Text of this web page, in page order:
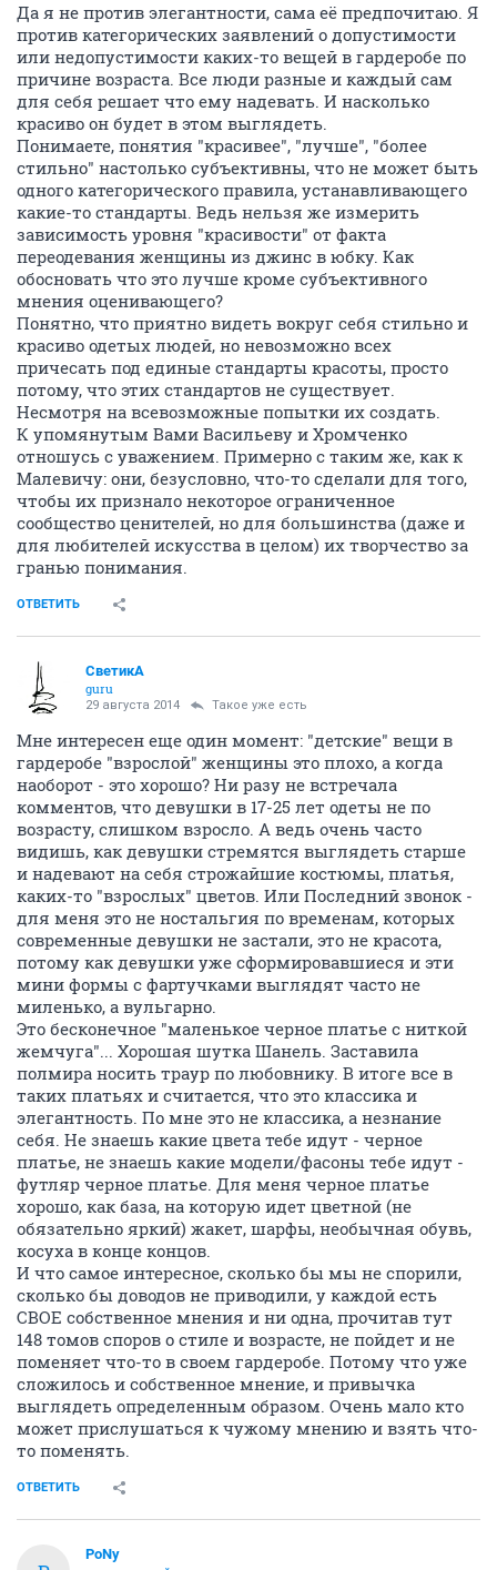
Да я не против элегантности, сама её предпочитаю. Я
против категорических заявлений о допустимости
или недопустимости каких-то вещей в гардеробе по
причине возраста. Все люди разные и каждый сам
для себя решает что ему надевать. И насколько
красиво он будет в этом выглядеть.
Понимаете, понятия "красивее", "лучше", "более
стильно" настолько субъективны, что не может быть
одного категорического правила, устанавливающего
какие-то стандарты. Ведь нельзя же измерить
зависимость уровня "красивости" от факта
переодевания женщины из джинс в юбку. Как
обосновать что это лучше кроме субъективного
мнения оценивающего?
Понятно, что приятно видеть вокруг себя стильно и
красиво одетых людей, но невозможно всех
причесать под единые стандарты красоты, просто
потому, что этих стандартов не существует.
Несмотря на всевозможные попытки их создать.
К упомянутым Вами Васильеву и Хромченко
отношусь с уважением. Примерно с таким же, как к
Малевичу: они, безусловно, что-то сделали для того,
чтобы их признало некоторое ограниченное
сообщество ценителей, но для большинства (даже и
для любителей искусства в целом) их творчество за
гранью понимания.
ОТВЕТИТЬ
СветикА
guru
29 августа 2014 Такое уже есть
Мне интересен еще один момент: "детские" вещи в
гардеробе "взрослой" женщины это плохо, а когда
наоборот - это хорошо? Ни разу не встречала
комментов, что девушки в 17-25 лет одеты не по
возрасту, слишком взросло. А ведь очень часто
видишь, как девушки стремятся выглядеть старше
и надевают на себя строжайшие костюмы, платья,
каких-то "взрослых" цветов. Или Последний звонок -
для меня это не ностальгия по временам, которых
современные девушки не застали, это не красота,
потому как девушки уже сформировавшиеся и эти
мини формы с фартучками выглядят часто не
миленько, а вульгарно.
Это бесконечное "маленькое черное платье с ниткой
жемчуга"... Хорошая шутка Шанель. Заставила
полмира носить траур по любовнику. В итоге все в
таких платьях и считается, что это классика и
элегантность. По мне это не классика, а незнание
себя. Не знаешь какие цвета тебе идут - черное
платье, не знаешь какие модели/фасоны тебе идут -
футляр черное платье. Для меня черное платье
хорошо, как база, на которую идет цветной (не
обязательно яркий) жакет, шарфы, необычная обувь,
косуха в конце концов.
И что самое интересное, сколько бы мы не спорили,
сколько бы доводов не приводили, у каждой есть
СВОЕ собственное мнения и ни одна, прочитав тут
148 томов споров о стиле и возрасте, не пойдет и не
поменяет что-то в своем гардеробе. Потому что уже
сложилось и собственное мнение, и привычка
выглядеть определенным образом. Очень мало кто
может прислушаться к чужому мнению и взять что-
то поменять.
ОТВЕТИТЬ
PoNy